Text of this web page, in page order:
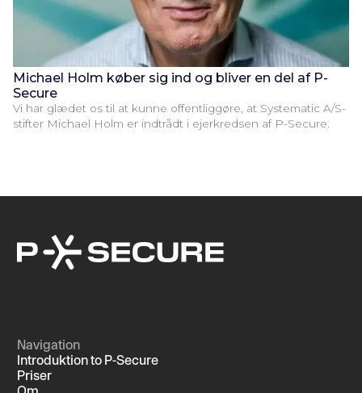
Michael Holm køber sig ind og bliver en del af P-
Secure
Vi har glædet os til at kunne offentliggøre, at Systematic A/S-
stifter Michael Holm er indtrådt i ejerkredsen af P-Secure.
Navigation
Introduktion to P-Secure
Priser